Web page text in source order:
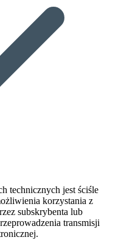
technicznych jest ściśle
korzystania z
subskrybenta lub
transmisji